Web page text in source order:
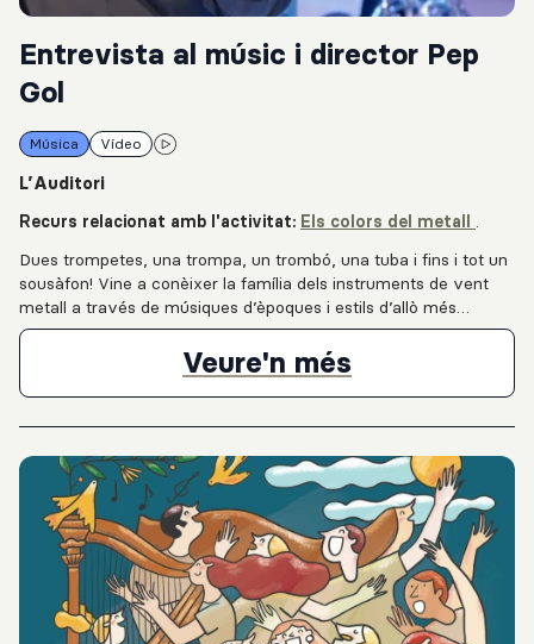
Entrevista al músic i director Pep
Gol
Música Vídeo
L’Auditori
Recurs relacionat amb l'activitat: Els colors del metall
Dues trompetes, una trompa, un trombó, una tuba i fins i tot un
sousàfon! Vine a conèixer la família dels instruments de vent
metall a través de músiques d’èpoques i estils d’allò més
diversos. Un clàssic amb una nova posada en escena que no
deixarà ningú indiferent.Veure'n més